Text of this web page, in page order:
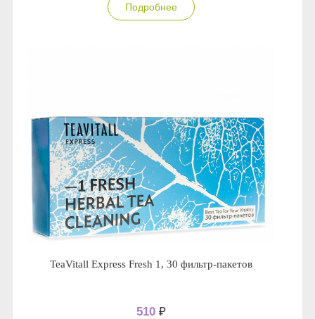
Подробнее
TeaVitall Express Fresh 1, 30 фильтр-пакетов
510 ₽